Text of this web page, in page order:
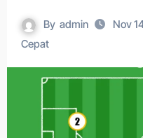
By admin Nov
Cepat